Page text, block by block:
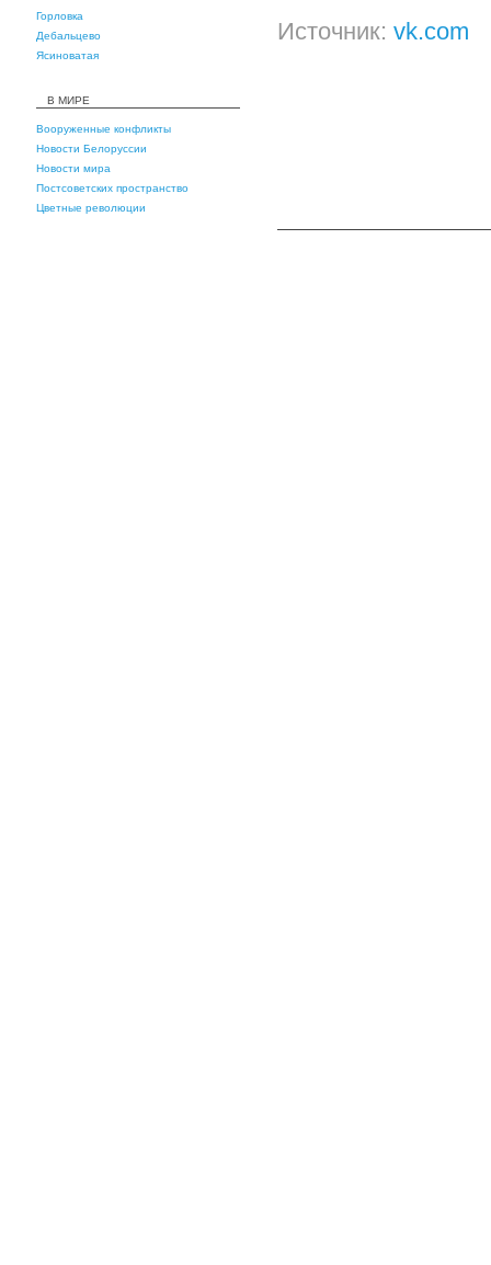
Горловка
Дебальцево
Ясиноватая
В МИРЕ
Вооруженные конфликты
Новости Белоруссии
Новости мира
Постсоветских пространство
Цветные революции
Источник: vk.com